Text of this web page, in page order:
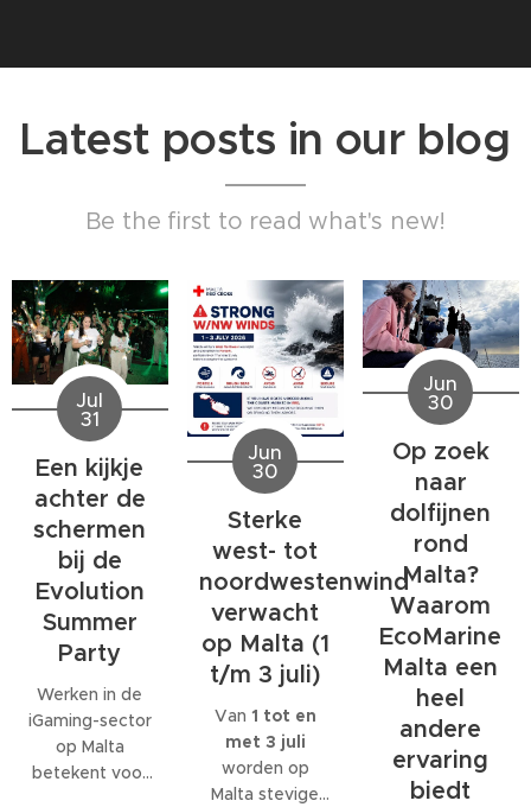
Latest posts in our blog
Be the first to read what's new!
Jul
31
Een kijkje
achter de
schermen
bij de
Evolution
Summer
Party
Werken in de
iGaming-sector
op Malta
betekent voor
Jun
30
Sterke
west- tot
noordwestenwind
verwacht
op Malta (1
t/m 3 juli)
Van 1 tot en
met 3 juli
worden op
Malta stevige
Jun
30
Op zoek
naar
dolfijnen
rond
Malta?
Waarom
EcoMarine
Malta een
heel
andere
ervaring
biedt